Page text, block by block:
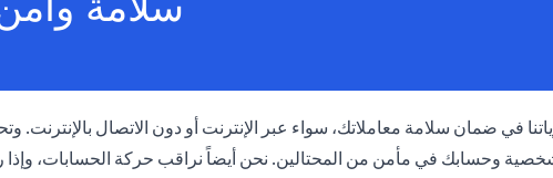
في ضمان سلامة معاملاتك، سواء عبر الإنترنت أو دون الاتصال بالإنترنت.
وحسابك في مأمن من المحتالين. نحن أيضاً نراقب حركة الحسابات،